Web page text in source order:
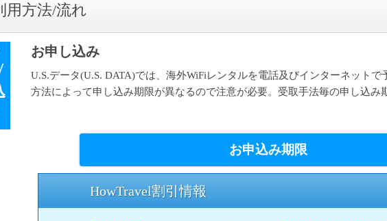
用方法/流れ
お申し込み
U.S.データ(U.S. DATA)では、海外WiFiレンタルを電話及びインターネット
方法によって申し込み期限が異なるので注意が必要。受取手法毎の申し込み
お申込み期限
HowTravel割引情報